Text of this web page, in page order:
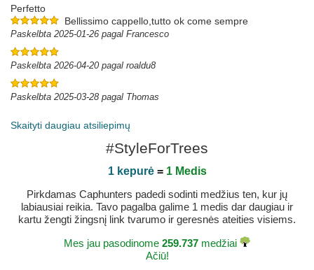
Perfetto
Bellissimo cappello,tutto ok come sempre
Paskelbta 2025-01-26 pagal Francesco
Paskelbta 2026-04-20 pagal roaldu8
Paskelbta 2025-03-28 pagal Thomas
Skaityti daugiau atsiliepimų
#StyleForTrees
1 kepurė= 1 Medis
Pirkdamas Caphunters padedi sodinti medžius ten, kur jų
labiausiai reikia. Tavo pagalba galime 1 medis dar daugiau ir
kartu žengti žingsnį link tvarumo ir geresnės ateities visiems.
Mes jau pasodinome 259.737 medžiai
Ačiū!